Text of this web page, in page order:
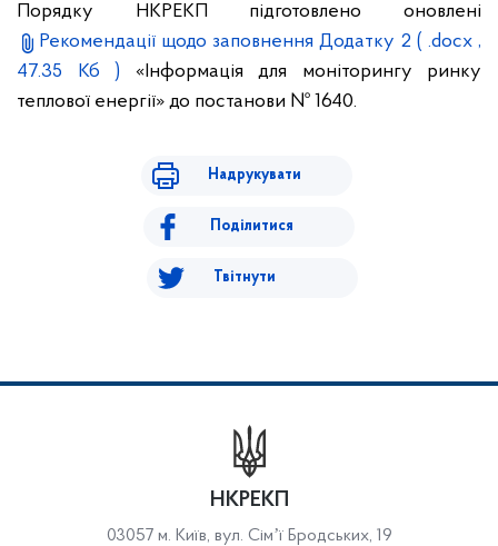
Порядку НКРЕКП підготовлено оновлені
Рекомендації щодо заповнення Додатку 2 ( .docx ,
47.35 Кб ) «Інформація для моніторингу ринку
теплової енергії» до постанови № 1640.
Надрукувати
Поділитися
Твітнути
НКРЕКП
03057 м. Київ, вул. Сімʼї Бродських, 19